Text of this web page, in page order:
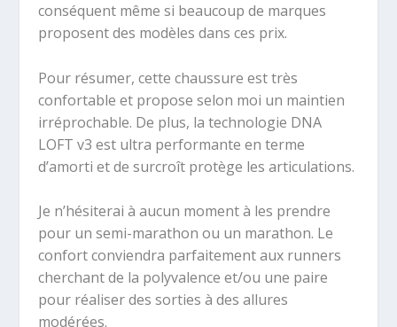
conséquent même si beaucoup de marques
proposent des modèles dans ces prix.
Pour résumer, cette chaussure est très
confortable et propose selon moi un maintien
irréprochable. De plus, la technologie DNA
LOFT v3 est ultra performante en terme
d’amorti et de surcroît protège les articulations.
Je n’hésiterai à aucun moment à les prendre
pour un semi-marathon ou un marathon. Le
confort conviendra parfaitement aux runners
cherchant de la polyvalence et/ou une paire
pour réaliser des sorties à des allures
modérées.